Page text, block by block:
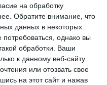
на обработку
Обратите внимание, что
данных в некоторых
однако вы
обработки. Ваши
к данному веб-сайту.
или отозвать свое
на этот сайт и нажав